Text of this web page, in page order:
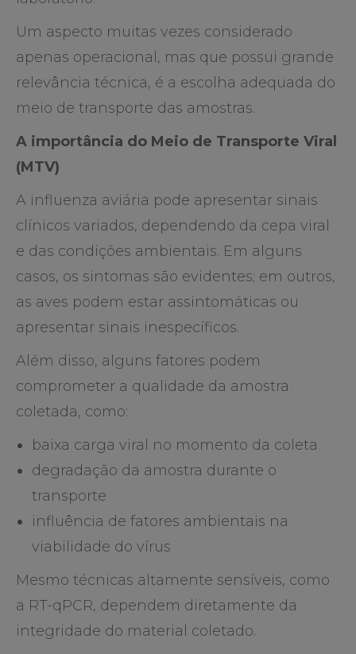
Um aspecto muitas vezes considerado
apenas operacional, mas que possui grande
relevância técnica, é a escolha adequada do
meio de transporte das amostras.
A importância do Meio de Transporte Viral
(MTV)
A influenza aviária pode apresentar sinais
clínicos variados, dependendo da cepa viral
e das condições ambientais. Em alguns
casos, os sintomas são evidentes; em outros,
as aves podem estar assintomáticas ou
apresentar sinais inespecíficos.
Além disso, alguns fatores podem
comprometer a qualidade da amostra
coletada, como:
baixa carga viral no momento da coleta
degradação da amostra durante o
transporte
influência de fatores ambientais na
viabilidade do vírus
Mesmo técnicas altamente sensíveis, como
a RT-qPCR, dependem diretamente da
integridade do material coletado.